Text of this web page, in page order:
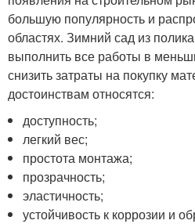
большую популярность и
областях. Зимний сад из
выполнить все работы в
снизить затраты на покупку
достоинствам относятся:
доступность;
легкий вес;
простота монтажа;
прозрачность;
эластичность;
устойчивость к коррозии и